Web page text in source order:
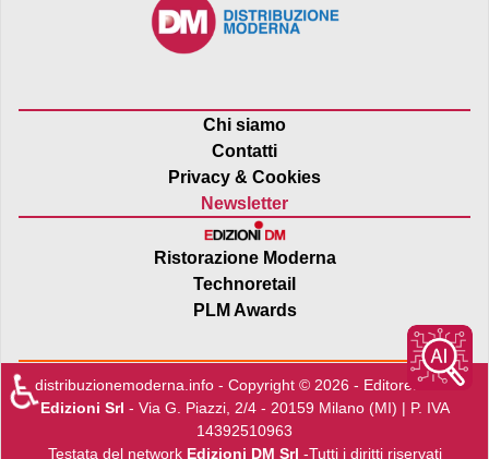
Chi siamo
Contatti
Privacy & Cookies
Newsletter
Ristorazione Moderna
Technoretail
PLM Awards
distribuzionemoderna.info - Copyright © 2026 - Editore:Edra
Edizioni Srl - Via G. Piazzi, 2/4 - 20159 Milano (MI) | P. IVA
14392510963
Testata del network Edizioni DM Srl -Tutti i diritti riservati